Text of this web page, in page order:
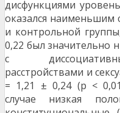
дисфункциями
оказался наименьшим
и контрольной
0,22 был значительно
с
расстройствами и
= 1,21 ± 0,24 (р <
случае низкая